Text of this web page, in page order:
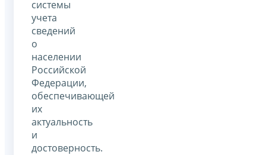
системы
учета
сведений
о
населении
Российской
Федерации,
обеспечивающей
их
актуальность
и
достоверность.